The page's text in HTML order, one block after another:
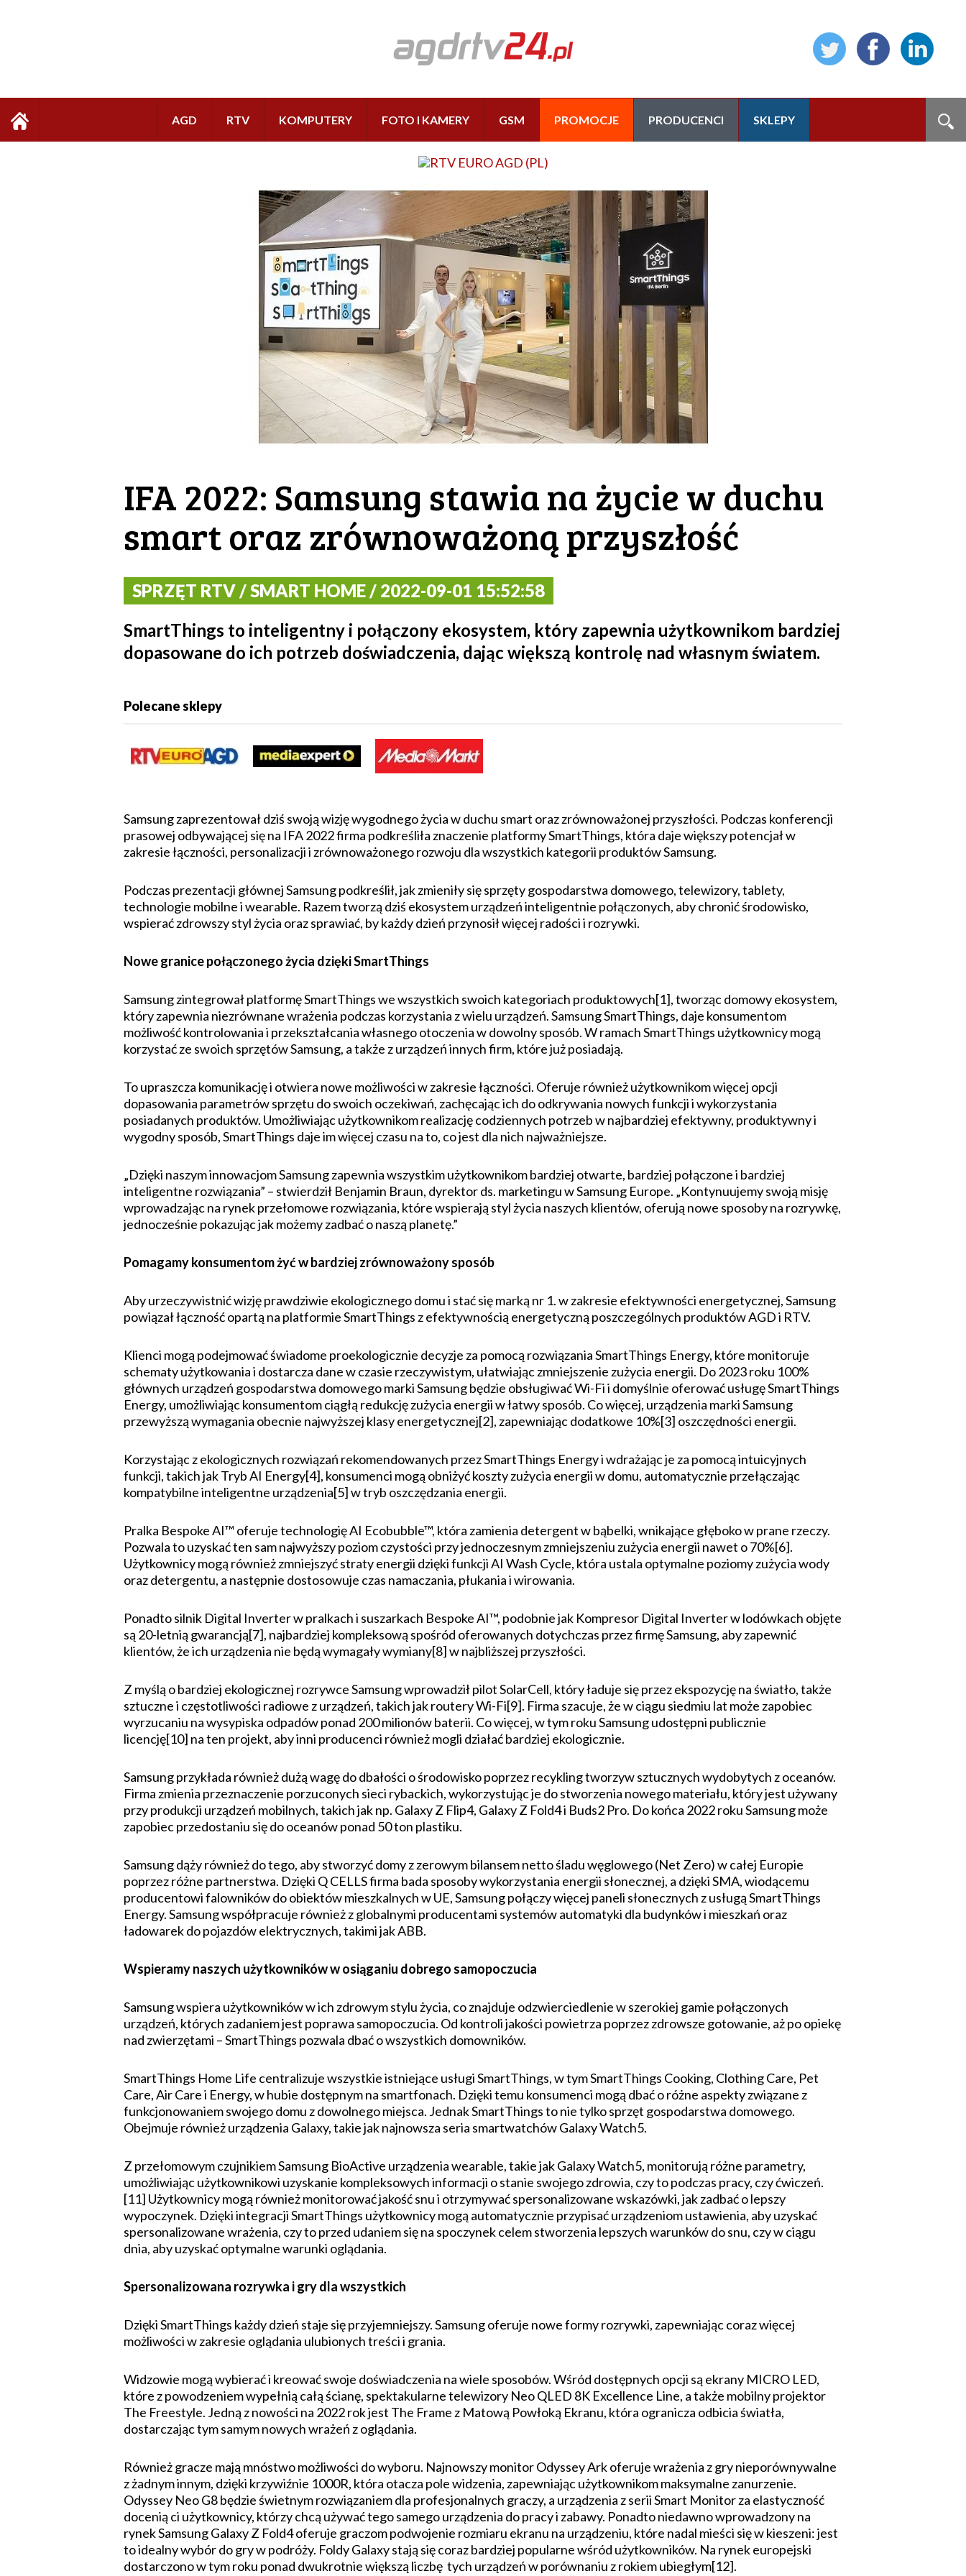
AGD RTV KOMPUTERY FOTO I KAMERY GSM PROMOCJE PRODUCENCI SKLEPY
IFA 2022: Samsung stawia na życie w duchu
smart oraz zrównoważoną przyszłość
SPRZĘT RTV / SMART HOME / 2022-09-01 15:52:58
SmartThings to inteligentny i połączony ekosystem, który zapewnia użytkownikom bardziej
dopasowane do ich potrzeb doświadczenia, dając większą kontrolę nad własnym światem.
Polecane sklepy
Samsung zaprezentował dziś swoją wizję wygodnego życia w duchu smart oraz zrównoważonej przyszłości. Podczas konferencji
prasowej odbywającej się na IFA 2022 firma podkreśliła znaczenie platformy SmartThings, która daje większy potencjał w
zakresie łączności, personalizacji i zrównoważonego rozwoju dla wszystkich kategorii produktów Samsung.
Podczas prezentacji głównej Samsung podkreślił, jak zmieniły się sprzęty gospodarstwa domowego, telewizory, tablety,
technologie mobilne i wearable. Razem tworzą dziś ekosystem urządzeń inteligentnie połączonych, aby chronić środowisko,
wspierać zdrowszy styl życia oraz sprawiać, by każdy dzień przynosił więcej radości i rozrywki.
Nowe granice połączonego życia dzięki SmartThings
Samsung zintegrował platformę SmartThings we wszystkich swoich kategoriach produktowych[1], tworząc domowy ekosystem,
który zapewnia niezrównane wrażenia podczas korzystania z wielu urządzeń. Samsung SmartThings, daje konsumentom
możliwość kontrolowania i przekształcania własnego otoczenia w dowolny sposób. W ramach SmartThings użytkownicy mogą
korzystać ze swoich sprzętów Samsung, a także z urządzeń innych firm, które już posiadają.
To upraszcza komunikację i otwiera nowe możliwości w zakresie łączności. Oferuje również użytkownikom więcej opcji
dopasowania parametrów sprzętu do swoich oczekiwań, zachęcając ich do odkrywania nowych funkcji i wykorzystania
posiadanych produktów. Umożliwiając użytkownikom realizację codziennych potrzeb w najbardziej efektywny, produktywny i
wygodny sposób, SmartThings daje im więcej czasu na to, co jest dla nich najważniejsze.
„Dzięki naszym innowacjom Samsung zapewnia wszystkim użytkownikom bardziej otwarte, bardziej połączone i bardziej
inteligentne rozwiązania” – stwierdził Benjamin Braun, dyrektor ds. marketingu w Samsung Europe. „Kontynuujemy swoją misję
wprowadzając na rynek przełomowe rozwiązania, które wspierają styl życia naszych klientów, oferują nowe sposoby na rozrywkę,
jednocześnie pokazując jak możemy zadbać o naszą planetę.”
Pomagamy konsumentom żyć w bardziej zrównoważony sposób
Aby urzeczywistnić wizję prawdziwie ekologicznego domu i stać się marką nr 1. w zakresie efektywności energetycznej, Samsung
powiązał łączność opartą na platformie SmartThings z efektywnością energetyczną poszczególnych produktów AGD i RTV.
Klienci mogą podejmować świadome proekologicznie decyzje za pomocą rozwiązania SmartThings Energy, które monitoruje
schematy użytkowania i dostarcza dane w czasie rzeczywistym, ułatwiając zmniejszenie zużycia energii. Do 2023 roku 100%
głównych urządzeń gospodarstwa domowego marki Samsung będzie obsługiwać Wi-Fi i domyślnie oferować usługę SmartThings
Energy, umożliwiając konsumentom ciągłą redukcję zużycia energii w łatwy sposób. Co więcej, urządzenia marki Samsung
przewyższą wymagania obecnie najwyższej klasy energetycznej[2], zapewniając dodatkowe 10%[3] oszczędności energii.
Korzystając z ekologicznych rozwiązań rekomendowanych przez SmartThings Energy i wdrażając je za pomocą intuicyjnych
funkcji, takich jak Tryb AI Energy[4], konsumenci mogą obniżyć koszty zużycia energii w domu, automatycznie przełączając
kompatybilne inteligentne urządzenia[5] w tryb oszczędzania energii.
Pralka Bespoke AI™ oferuje technologię AI Ecobubble™, która zamienia detergent w bąbelki, wnikające głęboko w prane rzeczy.
Pozwala to uzyskać ten sam najwyższy poziom czystości przy jednoczesnym zmniejszeniu zużycia energii nawet o 70%[6].
Użytkownicy mogą również zmniejszyć straty energii dzięki funkcji AI Wash Cycle, która ustala optymalne poziomy zużycia wody
oraz detergentu, a następnie dostosowuje czas namaczania, płukania i wirowania.
Ponadto silnik Digital Inverter w pralkach i suszarkach Bespoke AI™, podobnie jak Kompresor Digital Inverter w lodówkach objęte
są 20-letnią gwarancją[7], najbardziej kompleksową spośród oferowanych dotychczas przez firmę Samsung, aby zapewnić
klientów, że ich urządzenia nie będą wymagały wymiany[8] w najbliższej przyszłości.
Z myślą o bardziej ekologicznej rozrywce Samsung wprowadził pilot SolarCell, który ładuje się przez ekspozycję na światło, także
sztuczne i częstotliwości radiowe z urządzeń, takich jak routery Wi-Fi[9]. Firma szacuje, że w ciągu siedmiu lat może zapobiec
wyrzucaniu na wysypiska odpadów ponad 200 milionów baterii. Co więcej, w tym roku Samsung udostępni publicznie
licencję[10] na ten projekt, aby inni producenci również mogli działać bardziej ekologicznie.
Samsung przykłada również dużą wagę do dbałości o środowisko poprzez recykling tworzyw sztucznych wydobytych z oceanów.
Firma zmienia przeznaczenie porzuconych sieci rybackich, wykorzystując je do stworzenia nowego materiału, który jest używany
przy produkcji urządzeń mobilnych, takich jak np. Galaxy Z Flip4, Galaxy Z Fold4 i Buds2 Pro. Do końca 2022 roku Samsung może
zapobiec przedostaniu się do oceanów ponad 50 ton plastiku.
Samsung dąży również do tego, aby stworzyć domy z zerowym bilansem netto śladu węglowego (Net Zero) w całej Europie
poprzez różne partnerstwa. Dzięki Q CELLS firma bada sposoby wykorzystania energii słonecznej, a dzięki SMA, wiodącemu
producentowi falowników do obiektów mieszkalnych w UE, Samsung połączy więcej paneli słonecznych z usługą SmartThings
Energy. Samsung współpracuje również z globalnymi producentami systemów automatyki dla budynków i mieszkań oraz
ładowarek do pojazdów elektrycznych, takimi jak ABB.
Wspieramy naszych użytkowników w osiąganiu dobrego samopoczucia
Samsung wspiera użytkowników w ich zdrowym stylu życia, co znajduje odzwierciedlenie w szerokiej gamie połączonych
urządzeń, których zadaniem jest poprawa samopoczucia. Od kontroli jakości powietrza poprzez zdrowsze gotowanie, aż po opiekę
nad zwierzętami – SmartThings pozwala dbać o wszystkich domowników.
SmartThings Home Life centralizuje wszystkie istniejące usługi SmartThings, w tym SmartThings Cooking, Clothing Care, Pet
Care, Air Care i Energy, w hubie dostępnym na smartfonach. Dzięki temu konsumenci mogą dbać o różne aspekty związane z
funkcjonowaniem swojego domu z dowolnego miejsca. Jednak SmartThings to nie tylko sprzęt gospodarstwa domowego.
Obejmuje również urządzenia Galaxy, takie jak najnowsza seria smartwatchów Galaxy Watch5.
Z przełomowym czujnikiem Samsung BioActive urządzenia wearable, takie jak Galaxy Watch5, monitorują różne parametry,
umożliwiając użytkownikowi uzyskanie kompleksowych informacji o stanie swojego zdrowia, czy to podczas pracy, czy ćwiczeń.
[11] Użytkownicy mogą również monitorować jakość snu i otrzymywać spersonalizowane wskazówki, jak zadbać o lepszy
wypoczynek. Dzięki integracji SmartThings użytkownicy mogą automatycznie przypisać urządzeniom ustawienia, aby uzyskać
spersonalizowane wrażenia, czy to przed udaniem się na spoczynek celem stworzenia lepszych warunków do snu, czy w ciągu
dnia, aby uzyskać optymalne warunki oglądania.
Spersonalizowana rozrywka i gry dla wszystkich
Dzięki SmartThings każdy dzień staje się przyjemniejszy. Samsung oferuje nowe formy rozrywki, zapewniając coraz więcej
możliwości w zakresie oglądania ulubionych treści i grania.
Widzowie mogą wybierać i kreować swoje doświadczenia na wiele sposobów. Wśród dostępnych opcji są ekrany MICRO LED,
które z powodzeniem wypełnią całą ścianę, spektakularne telewizory Neo QLED 8K Excellence Line, a także mobilny projektor
The Freestyle. Jedną z nowości na 2022 rok jest The Frame z Matową Powłoką Ekranu, która ogranicza odbicia światła,
dostarczając tym samym nowych wrażeń z oglądania.
Również gracze mają mnóstwo możliwości do wyboru. Najnowszy monitor Odyssey Ark oferuje wrażenia z gry nieporównywalne
z żadnym innym, dzięki krzywiźnie 1000R, która otacza pole widzenia, zapewniając użytkownikom maksymalne zanurzenie.
Odyssey Neo G8 będzie świetnym rozwiązaniem dla profesjonalnych graczy, a urządzenia z serii Smart Monitor za elastyczność
docenią ci użytkownicy, którzy chcą używać tego samego urządzenia do pracy i zabawy. Ponadto niedawno wprowadzony na
rynek Samsung Galaxy Z Fold4 oferuje graczom podwojenie rozmiaru ekranu na urządzeniu, które nadal mieści się w kieszeni: jest
to idealny wybór do gry w podróży. Foldy Galaxy stają się coraz bardziej popularne wśród użytkowników. Na rynek europejski
dostarczono w tym roku ponad dwukrotnie większą liczbę tych urządzeń w porównaniu z rokiem ubiegłym[12].